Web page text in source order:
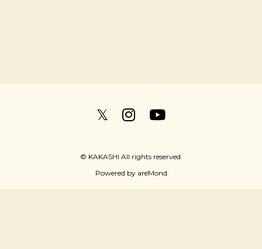
𝕏
© KAKASHI All rights reserved.
Powered by areMond